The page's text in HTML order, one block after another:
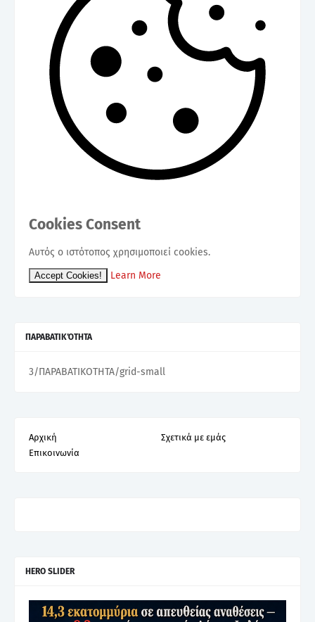
Cookies Consent
Αυτός ο ιστότοπος χρησιμοποιεί cookies.
Accept Cookies! Learn More
ΠΑΡΑΒΑΤΙΚΌΤΗΤΑ
3/ΠΑΡΑΒΑΤΙΚΟΤΗΤΑ/grid-small
Αρχική
Σχετικά με εμάς
Επικοινωνία
HERO SLIDER